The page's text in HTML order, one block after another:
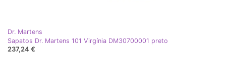
Dr. Martens
Sapatos Dr. Martens 101 Virgínia DM30700001 preto
237,24 €